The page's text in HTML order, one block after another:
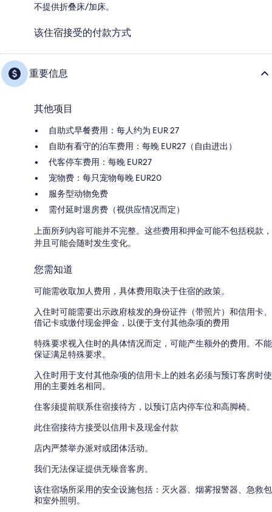
不提供折叠床/加床。
该住宿接受的付款方式
重要信息
其他项目
自助式早餐费用：每人约为 EUR 27
自助有看守的泊车费用：每晚 EUR27（自由进出）
代客停车费用：每晚 EUR27
宠物费：每只宠物每晚 EUR20
服务型动物免费
需付延时退房费（视供应情况而定）
上面所列内容可能并不完整。这些费用和押金可能不包括税款，
并且可能会随时发生变化。
您需知道
可能需收取加人费用，具体费用取决于住宿的政策。
入住时可能需要出示政府核发的身份证件（带照片）和信用卡、
借记卡或缴付现金押金，以便于支付其他杂项的费用
特殊要求视入住时的具体情况而定，可能产生额外的费用。不能
保证满足特殊要求。
入住时用于支付其他杂项的信用卡上的姓名必须与预订客房时使
用的主要姓名相同。
住客须提前联系住宿接待方，以预订店内停车位和高脚椅。
此住宿接待方接受以信用卡及现金付款
店内严禁举办派对或团体活动。
我们无法保证提供无噪音客房。
该住宿场所采用的安全设施包括：灭火器、烟雾报警器、急救包
和室外照明。